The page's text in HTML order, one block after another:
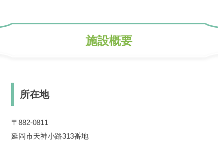
施設概要
所在地
〒882-0811
延岡市天神小路313番地